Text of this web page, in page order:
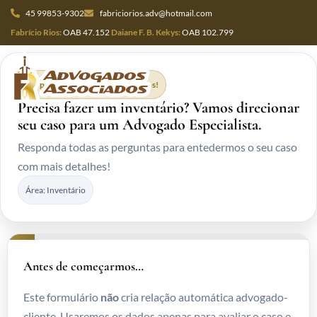
45 99853-9302
fabriciorios.adv@hotmail.com
Fabrício Rios:OAB 47.152 Daiane F. B. Kekys:OAB 102.799
Responda em menos de 2 minutos!
Precisa fazer um inventário? Vamos direcionar
seu caso para um Advogado Especialista.
Responda todas as perguntas para entedermos o seu caso
com mais detalhes!
Área: Inventário
Antes de começarmos…
Este formulário nãocria relação automática advogado-